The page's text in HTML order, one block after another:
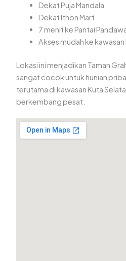
Dekat Puja Mandala
Dekat Ithon Mart
7 menit ke Pantai
Akses mudah ke kawasan
Lokasi ini menjadikan Taman
sangat cocok untuk hunian
terutama di kawasan Kuta
berkembang pesat.